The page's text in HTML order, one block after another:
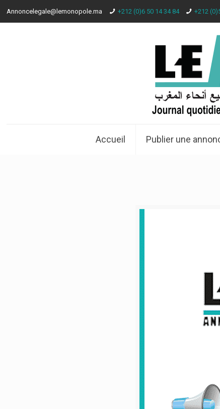
Annoncelegale@lemonopole.ma +212 (0)6 50 14 34 84 +212
Accueil Publier une